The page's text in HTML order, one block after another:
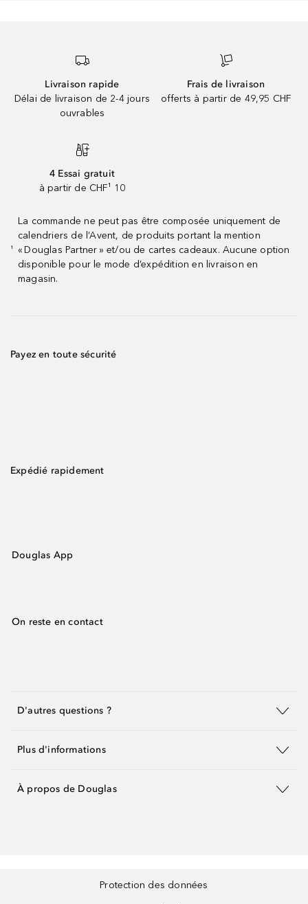
Livraison rapide
Délai de livraison de 2-4 jours
ouvrables
Frais de livraison
offerts à partir de 49,95 CHF
4 Essai gratuit
à partir de CHF¹ 10
¹
La commande ne peut pas être composée uniquement de
calendriers de l’Avent, de produits portant la mention
« Douglas Partner » et/ou de cartes cadeaux. Aucune option
disponible pour le mode d’expédition en livraison en
magasin.
Payez en toute sécurité
Expédié rapidement
Douglas App
On reste en contact
D'autres questions ?
Plus d'informations
À propos de Douglas
Protection des données